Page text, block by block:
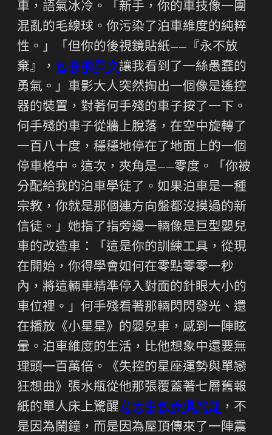
車，語氣冰冷。「新手，你的車技像一團
混亂的毛線球。你污染了泊車維度的純粹
性。」「但你的後視鏡貼紙——『永不放
棄』， 包養網單次讓我看到了一絲愚蠢的
勇氣。」車影大人突然掏出一個像是遙控
器的裝置，對著何手殘的車子按了一下。
何手殘的車子從牆上脫落，在空中旋轉了
一百八十度，穩穩地停在了地面上的一個
停車格中。這次，夾角是——零度。「你被
分配給我的泊車學徒了。如果泊車是一種
宗教，你就是那個連方向盤都沒摸過的新
信徒。」她指了指旁邊一輛像是巨型嬰兒
車的改造車：「這是你的訓練工具，從現
在開始，你得學會如何在零點零零一秒
內，將這輛車精準停入對面的針眼大小的
車位裡。」何手殘看著那輛閃閃發光、還
在播放《小星星》的嬰兒車，感到一陣眩
暈。泊車維度的生活，比他想象中還要無
理頭一百萬倍。《失控的星座運勢與單戀
狂想曲》張水瓶從他那張覆蓋著七層舊報
紙的單人床上驚醒女大生包養俱樂部 ，不
是因為鬧鐘，而是因為屋頂傳來了一陣震